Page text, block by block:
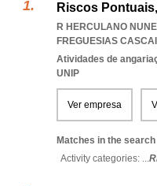
Riscos
R HERCULANO
FREGUESIAS
Atividades de
UNIP
Ver empresa
Matches in the
Activity categories: ...